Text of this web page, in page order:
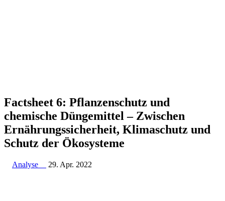
Factsheet 6: Pflan­zen­schutz und
chemische Dünge­mittel – Zwischen
Ernäh­rungs­si­cherheit, Klima­schutz und
Schutz der Ökosysteme
Analyse 29. Apr. 2022